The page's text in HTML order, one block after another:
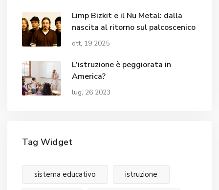
condizioni
Limp Bizkit e il Nu Metal: dalla
nascita al ritorno sul palcoscenico
ott, 19 2025
L'istruzione è peggiorata in
America?
lug, 26 2023
Tag Widget
sistema educativo istruzione